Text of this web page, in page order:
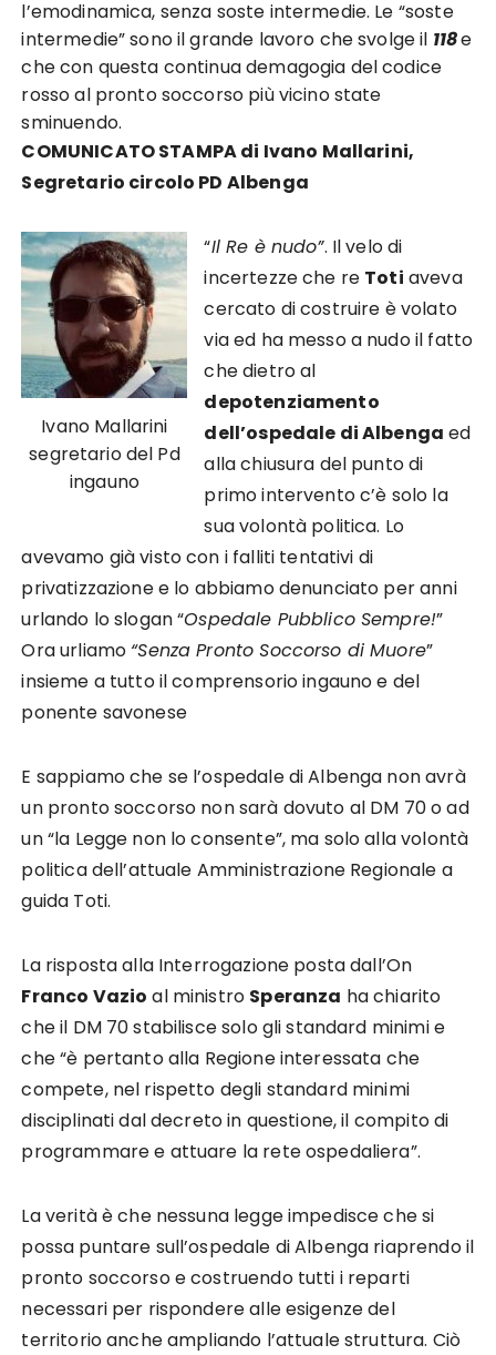
l’emodinamica, senza soste intermedie. Le “soste
intermedie” sono il grande lavoro che svolge il 118e
che con questa continua demagogia del codice
rosso al pronto soccorso più vicino state
sminuendo.
COMUNICATO STAMPA di Ivano Mallarini,
Segretario circolo PD Albenga
Ivano Mallarini
segretario del Pd
ingauno
“Il Re è nudo”. Il velo di
incertezze che re Toti aveva
cercato di costruire è volato
via ed ha messo a nudo il fatto
che dietro al
depotenziamento
dell’ospedale di Albenga ed
alla chiusura del punto di
primo intervento c’è solo la
sua volontà politica. Lo
avevamo già visto con i falliti tentativi di
privatizzazione e lo abbiamo denunciato per anni
urlando lo slogan “Ospedale Pubblico Sempre!”
Ora urliamo “Senza Pronto Soccorso di Muore”
insieme a tutto il comprensorio ingauno e del
ponente savonese
E sappiamo che se l’ospedale di Albenga non avrà
un pronto soccorso non sarà dovuto al DM 70 o ad
un “la Legge non lo consente”, ma solo alla volontà
politica dell’attuale Amministrazione Regionale a
guida Toti.
La risposta alla Interrogazione posta dall’On
Franco Vazio al ministro Speranza ha chiarito
che il DM 70 stabilisce solo gli standard minimi e
che “è pertanto alla Regione interessata che
compete, nel rispetto degli standard minimi
disciplinati dal decreto in questione, il compito di
programmare e attuare la rete ospedaliera”.
La verità è che nessuna legge impedisce che si
possa puntare sull’ospedale di Albenga riaprendo il
pronto soccorso e costruendo tutti i reparti
necessari per rispondere alle esigenze del
territorio anche ampliando l’attuale struttura. Ciò